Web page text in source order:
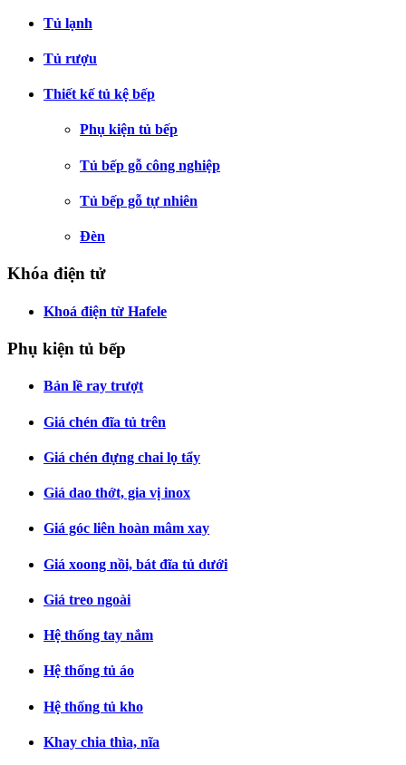
Tủ lạnh
Tủ rượu
Thiết kế tủ kệ bếp
Phụ kiện tủ bếp
Tủ bếp gỗ công nghiệp
Tủ bếp gỗ tự nhiên
Đèn
Khóa điện tử
Khoá điện từ Hafele
Phụ kiện tủ bếp
Bản lề ray trượt
Giá chén đĩa tủ trên
Giá chén đựng chai lọ tẩy
Giá dao thớt, gia vị inox
Giá góc liên hoàn mâm xay
Giá xoong nồi, bát đĩa tủ dưới
Giá treo ngoài
Hệ thống tay nắm
Hệ thống tủ áo
Hệ thống tủ kho
Khay chia thìa, nĩa